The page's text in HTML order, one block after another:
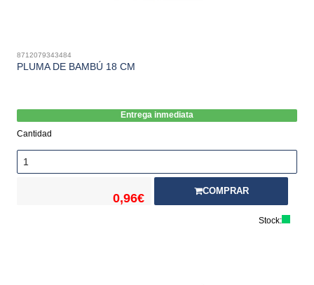
8712079343484
PLUMA DE BAMBÚ 18 CM
Entrega inmediata
Cantidad
0,96€
COMPRAR
Stock: